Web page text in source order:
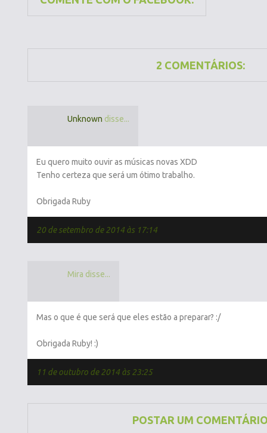
2 COMENTÁRIOS:
Unknown disse...
Eu quero muito ouvir as músicas novas XDD
Tenho certeza que será um ótimo trabalho.
Obrigada Ruby
20 de setembro de 2014 às 17:14
Mira disse...
Mas o que é que será que eles estão a preparar? :/
Obrigada Ruby! :)
11 de outubro de 2014 às 23:25
POSTAR UM